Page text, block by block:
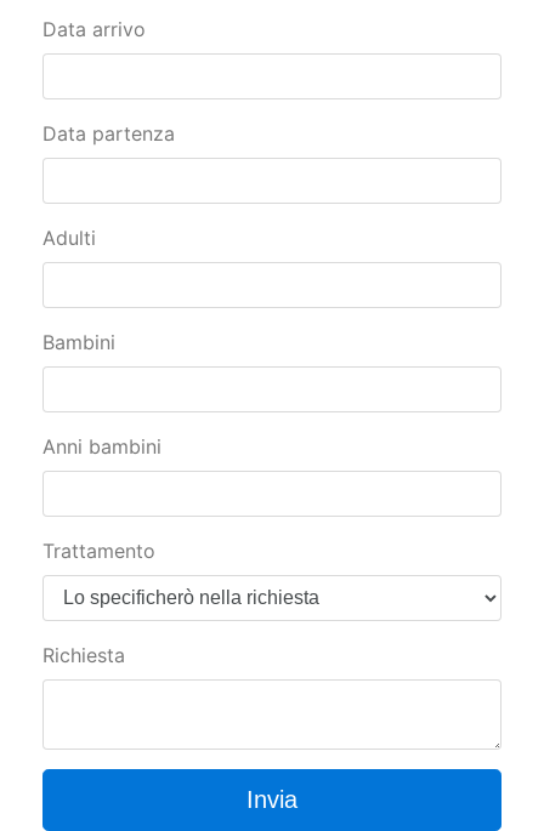
Invia
IMPORTANTE: Cliccare Invia SOLO 1 VOLTA